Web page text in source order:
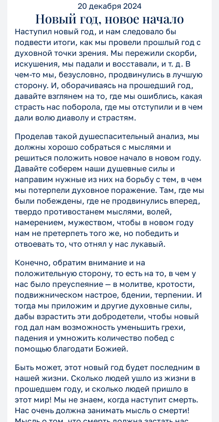
20 декабря 2024
Новый год, новое начало
Наступил новый год, и нам следовало бы
подвести итоги, как мы провели прошлый год с
духовной точки зрения. Мы пережили скорби,
искушения, мы падали и восставали, и т. д. В
чем-то мы, безусловно, продвинулись в лучшую
сторону. И, оборачиваясь на прошедший год,
давайте взглянем на то, где мы ошиблись, какая
страсть нас поборола, где мы отступили и в чем
дали волю диаволу и страстям.
Проделав такой душеспасительный анализ, мы
должны хорошо собраться с мыслями и
решиться положить новое начало в новом году.
Давайте соберем наши душевные силы и
направим нужные из них на борьбу с тем, в чем
мы потерпели духовное поражение. Там, где мы
были побеждены, где не продвинулись вперед,
твердо противостанем мыслями, волей,
намерением, мужеством, чтобы в новом году
нам не претерпеть того же, но победить и
отвоевать то, что отнял у нас лукавый.
Конечно, обратим внимание и на
положительную сторону, то есть на то, в чем у
нас было преуспеяние — в молитве, кротости,
подвижническом настрое, бдении, терпении. И
тогда мы приложим и другие духовные силы,
дабы взрастить эти добродетели, чтобы новый
год дал нам возможность уменьшить грехи,
падения и умножить количество побед с
помощью благодати Божией.
Быть может, этот новый год будет последним в
нашей жизни. Сколько людей ушло из жизни в
прошедшем году, и сколько людей пришло в
этот мир! Мы не знаем, когда наступит смерть.
Нас очень должна занимать мысль о смерти!